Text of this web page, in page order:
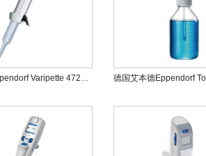
德国艾本德Eppendorf Varipette 4720大容量移液器